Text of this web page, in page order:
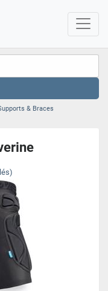
& Braces